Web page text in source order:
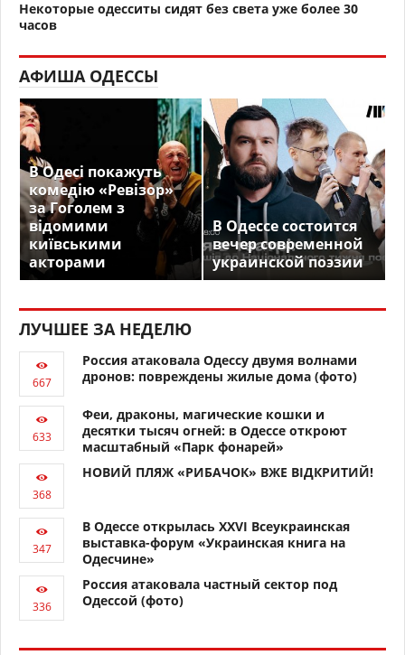
Некоторые одесситы сидят без света уже более 30
часов
АФИША ОДЕССЫ
В Одесі покажуть
комедію «Ревізор»
за Гоголем з
відомими
київськими
акторами
В Одессе состоится
вечер современной
украинской поэзии
ЛУЧШЕЕ ЗА НЕДЕЛЮ
Россия атаковала Одессу двумя волнами
дронов: повреждены жилые дома (фото)
Феи, драконы, магические кошки и
десятки тысяч огней: в Одессе откроют
масштабный «Парк фонарей»
НОВИЙ ПЛЯЖ «РИБАЧОК» ВЖЕ ВІДКРИТИЙ!
В Одессе открылась XXVI Всеукраинская
выставка-форум «Украинская книга на
Одесчине»
Россия атаковала частный сектор под
Одессой (фото)